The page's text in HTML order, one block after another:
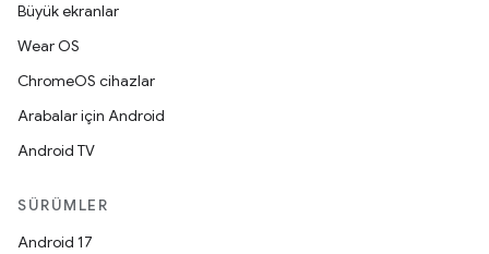
Büyük ekranlar
Wear OS
ChromeOS cihazlar
Arabalar için Android
Android TV
SÜRÜMLER
Android 17